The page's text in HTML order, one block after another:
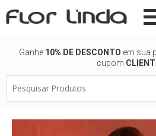
para
Ganhe 10% DE DESCONTO em sua
cupom
Produtos